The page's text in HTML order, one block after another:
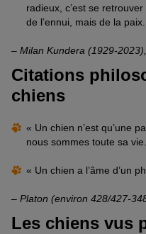
radieux, c’est se
de l’ennui, mais de la
– Milan Kundera (1929-
Citations
chiens
« Un chien n’est qu’une
nous sommes toute sa
« Un chien a l’âme d’un
– Platon (environ 428/427-
Les chiens vus